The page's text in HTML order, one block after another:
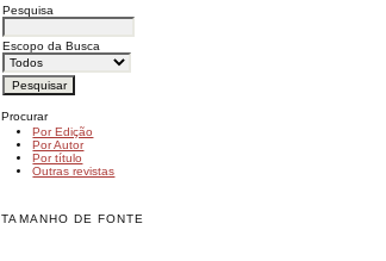
Pesquisa
Escopo da Busca
Procurar
Por Edição
Por Autor
Por título
Outras revistas
TAMANHO DE FONTE